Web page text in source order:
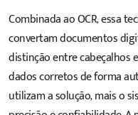
Combinada ao OCR, essa
convertam documentos
distinção entre cabeçalhos
dados corretos de forma
utilizam a solução, mais o